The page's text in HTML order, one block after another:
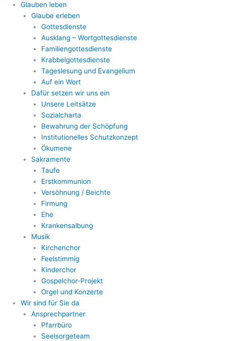
Glauben leben
Glaube erleben
Gottesdienste
Ausklang – Wortgottesdienste
Familiengottesdienste
Krabbelgottesdienste
Tageslesung und Evangelium
Auf ein Wort
Dafür setzen wir uns ein
Unsere Leitsätze
Sozialcharta
Bewahrung der Schöpfung
Institutionelles Schutzkonzept
Ökumene
Sakramente
Taufe
Erstkommunion
Versöhnung / Beichte
Firmung
Ehe
Krankensalbung
Musik
Kirchenchor
Feelstimmig
Kinderchor
Gospelchor-Projekt
Orgel und Konzerte
Wir sind für Sie da
Ansprechpartner
Pfarrbüro
Seelsorgeteam